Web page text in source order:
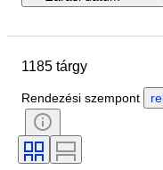
Country of origin
Tanúsítvány
Aláírás
Eladta
1185 tárgy
Rendezési szempont